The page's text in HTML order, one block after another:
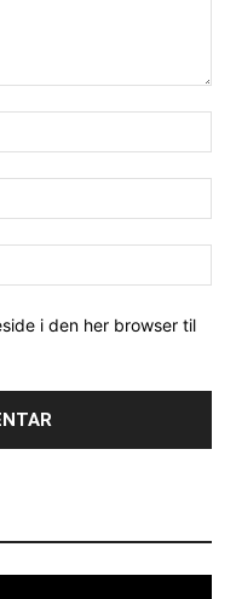
i den her browser til